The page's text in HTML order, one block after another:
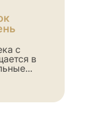
с
в